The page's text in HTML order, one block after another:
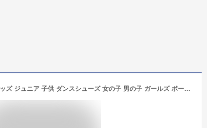
【10日限定★P8倍】 スニーカー キッズ ジュニア 子供 ダンスシューズ 女の子 男の子 ガールズ ボーイズ 白 ホワイト 黒 ブラック ダンススニーカー カジュアルシューズ 靴 ハイカット シンプル パークアベニュー PARK AVENUE PA-8132 プレゼント 学校 通学 レディース